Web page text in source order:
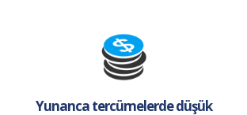
Yunanca tercümelerde düşük